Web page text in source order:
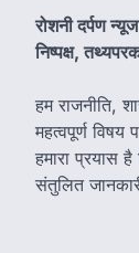
रोशनी दर्पण न्यूज
निष्पक्ष,
हम राजनीति,
महत्वपूर्ण विषय
हमारा प्रयास
संतुलित